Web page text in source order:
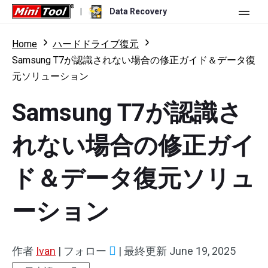
Data Recovery
ストア
個人ユーザー向け
Data Recovery Pro
Data Recovery Bootable
機能
更新履歴
バージョン比較
リソース
ユーザーマニュアル
Windowsデータ復元
USBメモリ復元
無料版 ダウンロード
トライアル版
Home
ハードドライブ復元
Samsung T7が認識されない場合の修正ガイド＆データ復
元ソリューション
Samsung T7が認識さ
れない場合の修正ガイ
ド＆データ復元ソリュ
ーション
作者 Ivan | フォロー | 最終更新 June 19, 2025